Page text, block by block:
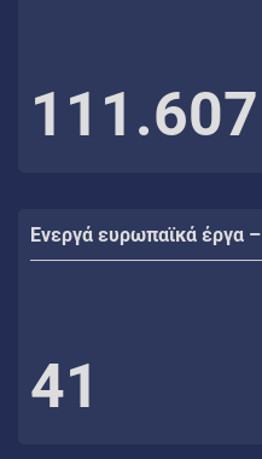
111.607
Ενεργά ευρωπαϊκά έργα
41